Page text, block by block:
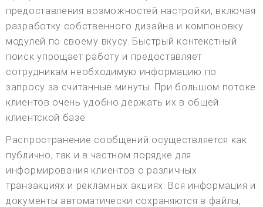
предоставления возможностей настройки, включая
разработку собственного дизайна и компоновку
модулей по своему вкусу. Быстрый контекстный
поиск упрощает работу и предоставляет
сотрудникам необходимую информацию по
запросу за считанные минуты. При большом потоке
клиентов очень удобно держать их в общей
клиентской базе.
Распространение сообщений осуществляется как
публично, так и в частном порядке для
информирования клиентов о различных
транзакциях и рекламных акциях. Вся информация и
документы автоматически сохраняются в файлы,